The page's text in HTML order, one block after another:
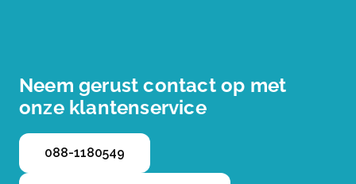
Neem gerust contact op met
onze klantenservice
088-1180549